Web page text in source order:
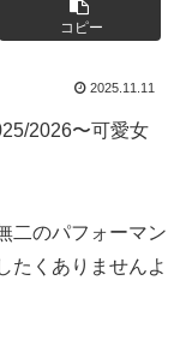
コピー
2025.11.11
2026〜可愛女
二のパフォーマン
たくありませんよ